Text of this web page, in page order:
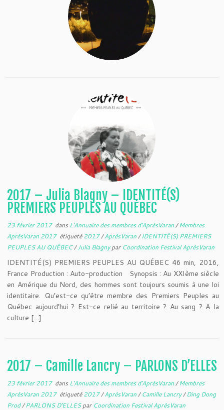
2017 – Julia Blagny – IDENTITÉ(S)
PREMIERS PEUPLES AU QUÉBEC
23 février 2017dans L'Annuaire des membres d'AprèsVaran/Membres
AprèsVaran 2017 étiqueté2017/AprèsVaran/IDENTITÉ(S) PREMIERS
PEUPLES AU QUÉBEC/Julia Blagnypar Coordination Festival AprèsVaran
IDENTITÉ(S) PREMIERS PEUPLES AU QUÉBEC 46 min, 2016,
France Production : Auto-production Synopsis : Au XXIème siècle
en Amérique du Nord, des hommes sont toujours soumis à une loi
identitaire. Qu’est-ce qu’être membre des Premiers Peuples au
Québec aujourd’hui ? Est-ce relié au territoire ? Au sang ? A la
culture […]
2017 – Camille Lancry – PARLONS D’ELLES
23 février 2017dans L'Annuaire des membres d'AprèsVaran/Membres
AprèsVaran 2017 étiqueté2017/AprèsVaran/Camille Lancry/Ding Dong
Prod/PARLONS D'ELLESpar Coordination Festival AprèsVaran